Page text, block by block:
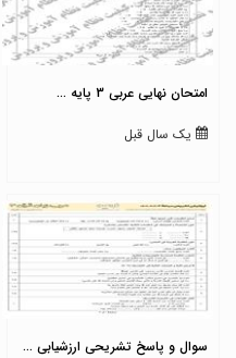
امتحان نهایی عربی 3 پایه ...
یک سال قبل
سوال و پاسخ تشریحی ارزشیابی ...